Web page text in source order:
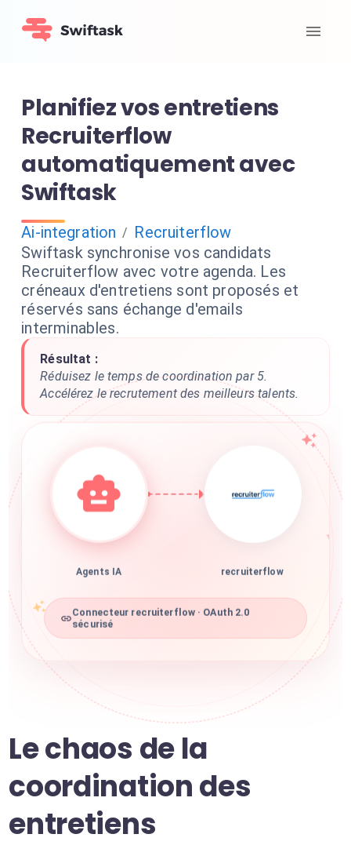
Planifiez vos entretiens
Recruiterflow
automatiquement avec
Swiftask
Ai-integration / Recruiterflow
Swiftask synchronise vos candidats
Recruiterflow avec votre agenda. Les
créneaux d'entretiens sont proposés et
réservés sans échange d'emails
interminables.
Résultat :
Réduisez le temps de coordination par 5.
Accélérez le recrutement des meilleurs talents.
Agents IA recruiterflow
Connecteur recruiterflow · OAuth 2.0
sécurisé
Le chaos de la
coordination des
entretiens